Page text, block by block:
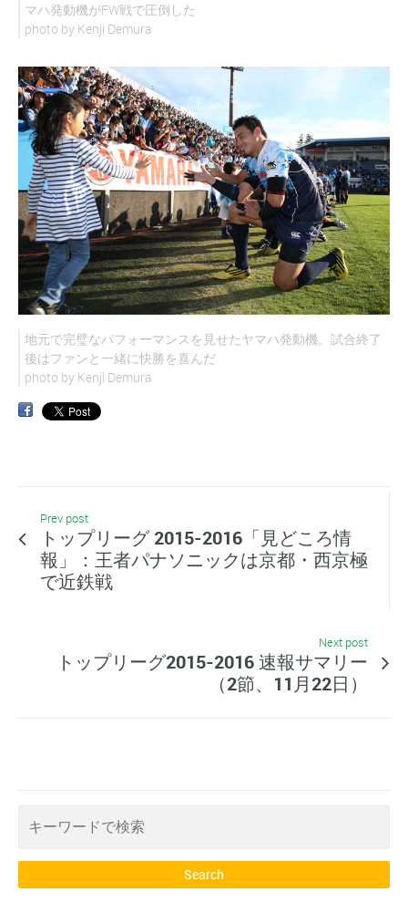
マハ発動機がFW戦で圧倒した
photo by Kenji Demura
地元で完璧なパフォーマンスを見せたヤマハ発動機。試合終了
後はファンと一緒に快勝を喜んだ
photo by Kenji Demura
Prev post
トップリーグ 2015-2016「見どころ情
報」：王者パナソニックは京都・西京極
で近鉄戦
Next post
トップリーグ2015-2016 速報サマリー
（2節、11月22日）